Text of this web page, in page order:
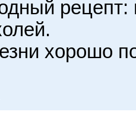
рецепт:
хорошо